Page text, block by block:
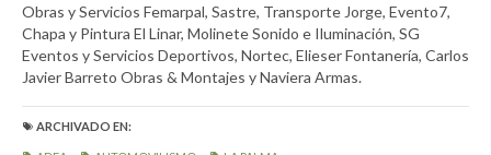
Obras y Servicios Femarpal, Sastre, Transporte Jorge, Evento7,
Chapa y Pintura El Linar, Molinete Sonido e Iluminación, SG
Eventos y Servicios Deportivos, Nortec, Elieser Fontanería, Carlos
Javier Barreto Obras & Montajes y Naviera Armas.
ARCHIVADO EN: